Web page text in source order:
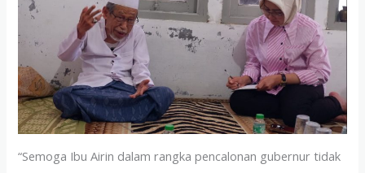
“Semoga Ibu Airin dalam rangka pencalonan gubernur tidak